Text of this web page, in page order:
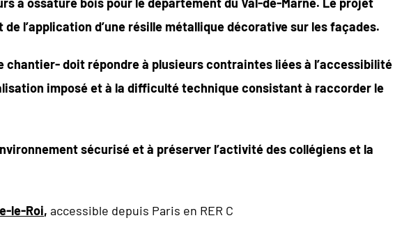
de l’application d’une résille métallique décorative sur les façades.
doit répondre à plusieurs contraintes liées à l’accessibilité
imposé et à la difficulté technique consistant à raccorder le
sécurisé et à préserver l’activité des collégiens et la
le-Roi, accessible depuis Paris en RER C